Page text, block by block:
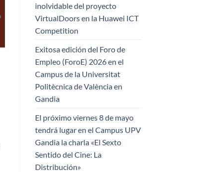
inolvidable del proyecto
VirtualDoors en la Huawei ICT
Competition
Exitosa edición del Foro de
Empleo (ForoE) 2026 en el
Campus de la Universitat
Politècnica de València en
Gandia
El próximo viernes 8 de mayo
tendrá lugar en el Campus UPV
Gandia la charla «El Sexto
Sentido del Cine: La
Distribución»